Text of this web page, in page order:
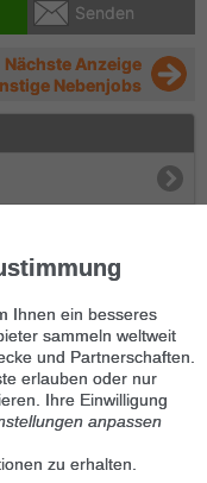
Senden
Nächste Anzeige
Nebenjobs
Ihnen ein besseres
sammeln weltweit
und Partnerschaften.
erlauben oder nur
Ihre Einwilligung
anpassen
zu erhalten.